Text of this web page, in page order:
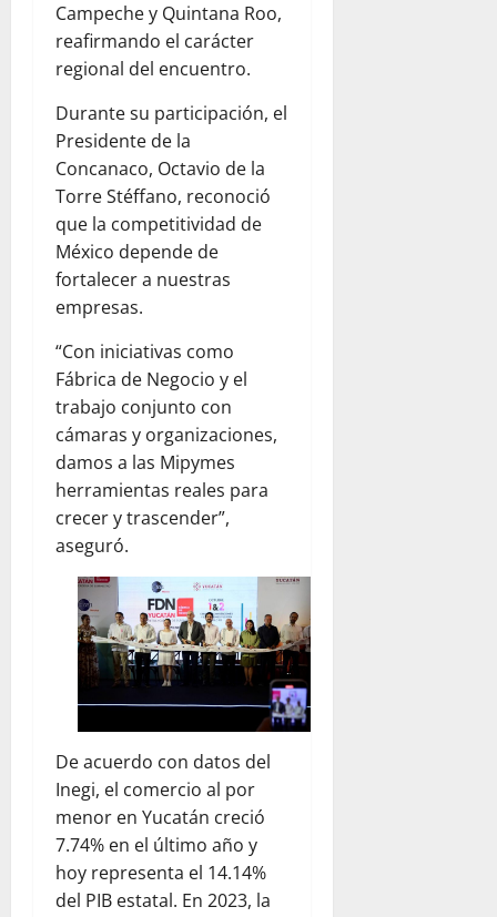
Campeche y Quintana Roo,
reafirmando el carácter
regional del encuentro.
Durante su participación, el
Presidente de la
Concanaco, Octavio de la
Torre Stéffano, reconoció
que la competitividad de
México depende de
fortalecer a nuestras
empresas.
“Con iniciativas como
Fábrica de Negocio y el
trabajo conjunto con
cámaras y organizaciones,
damos a las Mipymes
herramientas reales para
crecer y trascender”,
aseguró.
De acuerdo con datos del
Inegi, el comercio al por
menor en Yucatán creció
7.74% en el último año y
hoy representa el 14.14%
del PIB estatal. En 2023, la